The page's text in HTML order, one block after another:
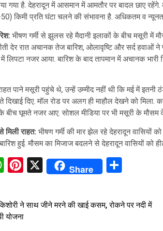
गया है. देहरादून में आसमान में आमतौर पर बादल छाए
किमी प्रति घंटा चलने की संभावना है. अधिकतम व
भीषण गर्मी से झुलस रहे मैदानी इलाकों के बीच मसूरी में
देर रात अचानक तेज बारिश, ओलावृष्टि और सर्द हवाओं
लिपटा नजर आया. बारिश के बाद तापमान में अचानक भारी
पाने मसूरी पहुंचे थे, उन्हें उम्मीद नहीं थी कि मई में
दिखाई दिए. मॉल रोड पर अलग ही माहौल देखने को मिला.
घूमते नजर आए. सोशल मीडिया पर भी मसूरी के मौसम
मिली राहत: भीषण गर्मी की मार झेल रहे देहरादून वासियों
हुई. मौसम का मिजाज बदलने से देहरादून वासियों को
WhatsApp
Pinterest
X Share
ने साथ जीने मरने की खाई कसम, रोकने पर नदी में
योजना